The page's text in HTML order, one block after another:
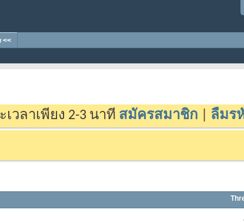
<<
วลาเพียง 2-3 นาที สมัครสมาชิก ลืมร